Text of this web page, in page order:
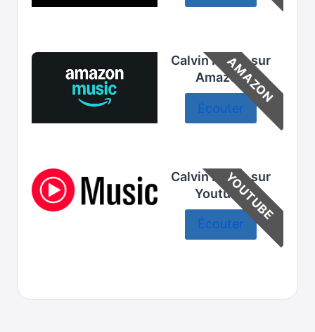
AMAZON
Calvin Harris sur
Amazon
Écouter
YOUTUBE
Calvin Harris sur
Youtube
Écouter